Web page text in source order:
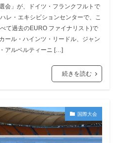
会」が、ドイツ・フランクフルトで
レ・エキシビションセンターで、こ
て過去のEURO ファイナリスト)で
ール・ハインツ・リードル、ジャン
アルベルティーニ […]
続きを読む
国際大会